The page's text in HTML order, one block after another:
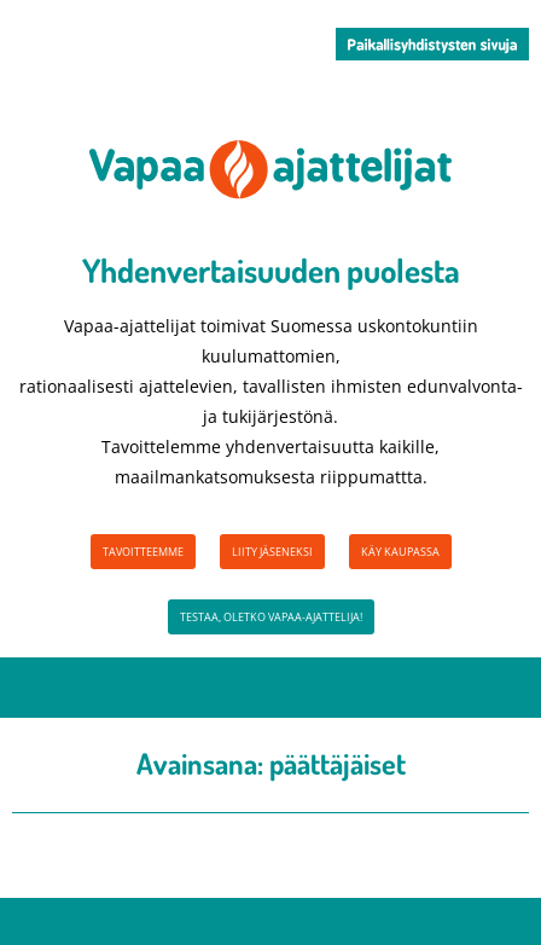
Yhdenvertaisuuden puolesta​
Vapaa-ajattelijat toimivat Suomessa uskontokuntiin
kuulumattomien,
rationaalisesti ajattelevien, tavallisten ihmisten edunvalvonta-
ja tukijärjestönä.
Tavoittelemme yhdenvertaisuutta kaikille,
maailmankatsomuksesta riippumattta.
TAVOITTEEMME LIITY JÄSENEKSI KÄY KAUPASSA
TESTAA, OLETKO VAPAA-AJATTELIJA!
Avainsana:päättäjäiset